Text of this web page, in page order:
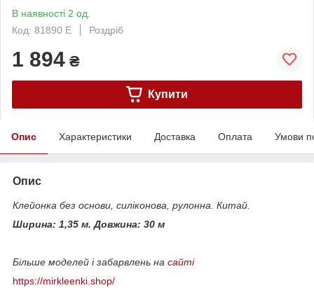
В наявності 2 од.
Код: 81890 E
Роздріб
1 894 ₴
Купити
Опис Характеристики Доставка Оплата Умови
Опис
Клейонка без основи, силіконова, рулонна. Китай.
Ширина: 1,35 м.Довжина: 30 м
Більше моделей і забарвлень на сайті
https://mirkleenki.shop/